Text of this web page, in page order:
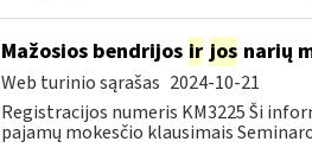
Mažosios bendrijos ir jos narių
Web turinio sąrašas 2024-10-21
Registracijos numeris KM3225 Ši
pajamų mokesčio klausimais